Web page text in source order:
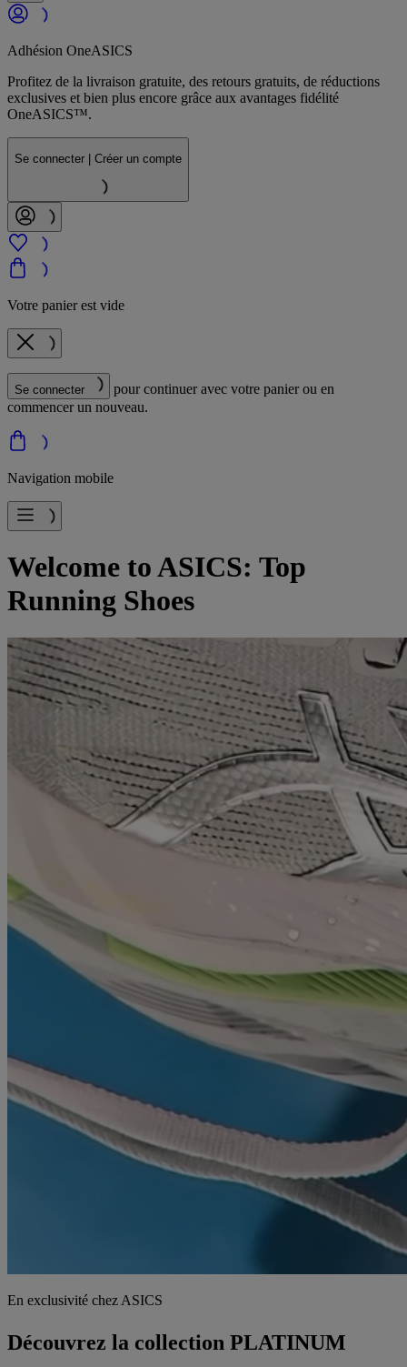
Adhésion OneASICS
Profitez de la livraison gratuite, des retours gratuits, de réductions
exclusives et bien plus encore grâce aux avantages fidélité
OneASICS™.
Se connecter | Créer un compte
Votre panier est vide
Se connecter
pour continuer avec votre panier ou en
commencer un nouveau.
Navigation mobile
Welcome to ASICS: Top
Running Shoes
En exclusivité chez ASICS
Découvrez la collection PLATINUM